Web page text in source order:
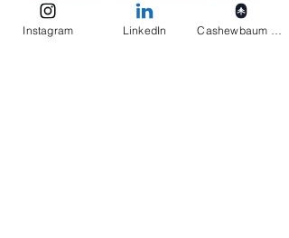
zwei Jahren durften die
Lehrpersonen wertvolle Erfahrungen
Instagram LinkedIn